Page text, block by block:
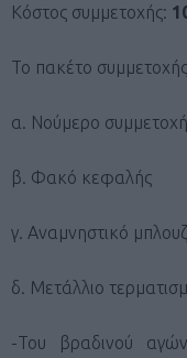
Κόστος συμμετοχής:
Το πακέτο
α. Νούμερο
β. Φακό κεφαλής
γ. Αναμνηστικό
δ. Μετάλλιο
-Του βραδινού